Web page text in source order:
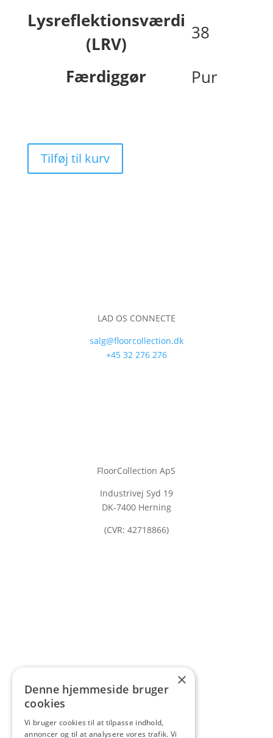
Lysreflektionsværdi
(LRV)
38
Færdiggør
Pur
Tilføj til kurv
LAD OS CONNECTE
salg@floorcollection.dk
+45 32 276 276
FloorCollection ApS
Industrivej Syd 19
DK-7400 Herning
(CVR: 42718866)
×
Denne hjemmeside bruger
cookies
Vi bruger cookies til at tilpasse indhold,
annoncer og til at analysere vores trafik. Vi